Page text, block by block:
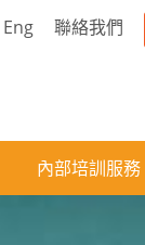
Eng 聯絡我們
內部培訓服務